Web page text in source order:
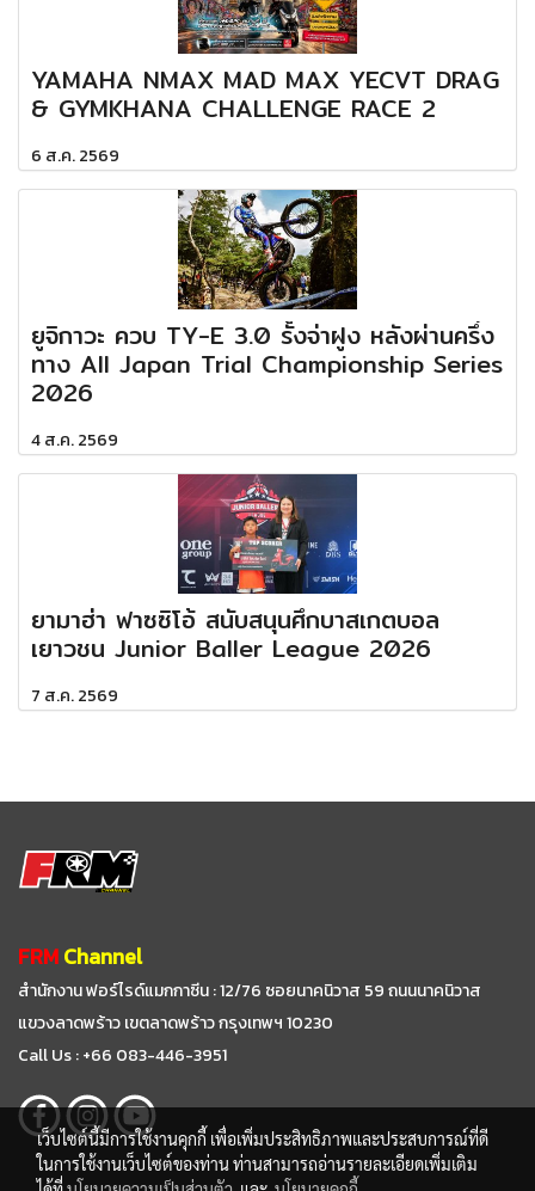
YAMAHA NMAX MAD MAX YECVT DRAG
& GYMKHANA CHALLENGE RACE 2
6 ส.ค. 2569
ยูจิกาวะ ควบ TY-E 3.0 รั้งจ่าฝูง หลังผ่านครึ่ง
ทาง All Japan Trial Championship Series
2026
4 ส.ค. 2569
ยามาฮ่า ฟาซซิโอ้ สนับสนุนศึกบาสเกตบอล
เยาวชน Junior Baller League 2026
7 ส.ค. 2569
FRMChannel
สำนักงาน ฟอร์ไรด์แมกกาซีน : 12/76 ซอยนาคนิวาส 59ถนนนาคนิวาส
แขวงลาดพร้าว เขตลาดพร้าว กรุงเทพฯ 10230
Call Us : +66 083-446-3951
เว็บไซต์นี้มีการใช้งานคุกกี้ เพื่อเพิ่มประสิทธิภาพและประสบการณ์ที่ดี
ในการใช้งานเว็บไซต์ของท่าน ท่านสามารถอ่านรายละเอียดเพิ่มเติม